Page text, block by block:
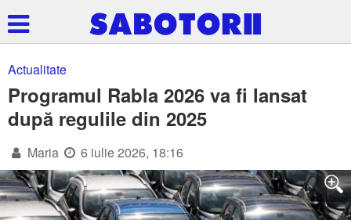
Actualitate
Programul Rabla 2026 va fi lansat
după regulile din 2025
Maria 6 iulie 2026, 18:16